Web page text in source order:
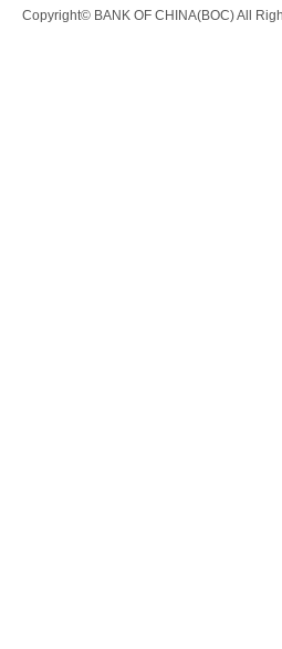
Copyright© BANK OF CHINA(BOC) All